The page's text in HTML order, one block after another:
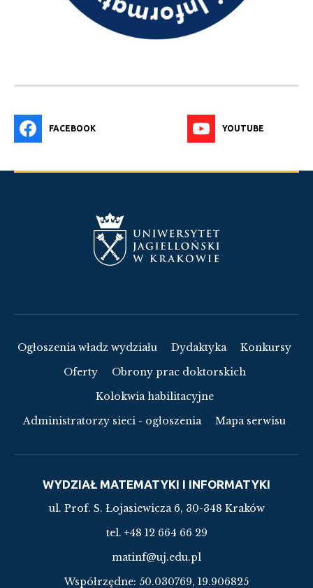
FACEBOOK YOUTUBE
Ogłoszenia władz wydziału Dydaktyka
Konkursy
Oferty
Obrony prac doktorskich
Kolokwia habilitacyjne
Administratorzy sieci - ogłoszenia
Mapa serwisu
WYDZIAŁ MATEMATYKI I INFORMATYKI
ul. Prof. S. Łojasiewicza 6, 30-348 Kraków
tel. +48 12 664 66 29
matinf@uj.edu.pl
Współrzędne: 50.030769, 19.906825